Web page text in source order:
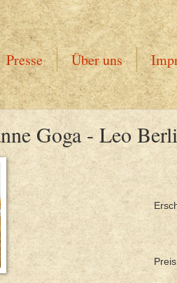
Presse Über uns
Goga - Leo